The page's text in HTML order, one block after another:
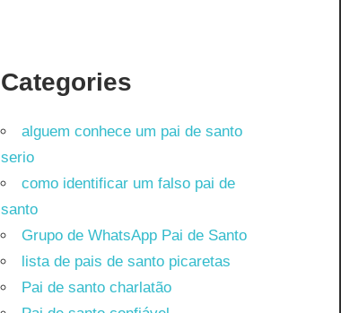
Categories
alguem conhece um pai de santo
serio
como identificar um falso pai de
santo
Grupo de WhatsApp Pai de Santo
lista de pais de santo picaretas
Pai de santo charlatão